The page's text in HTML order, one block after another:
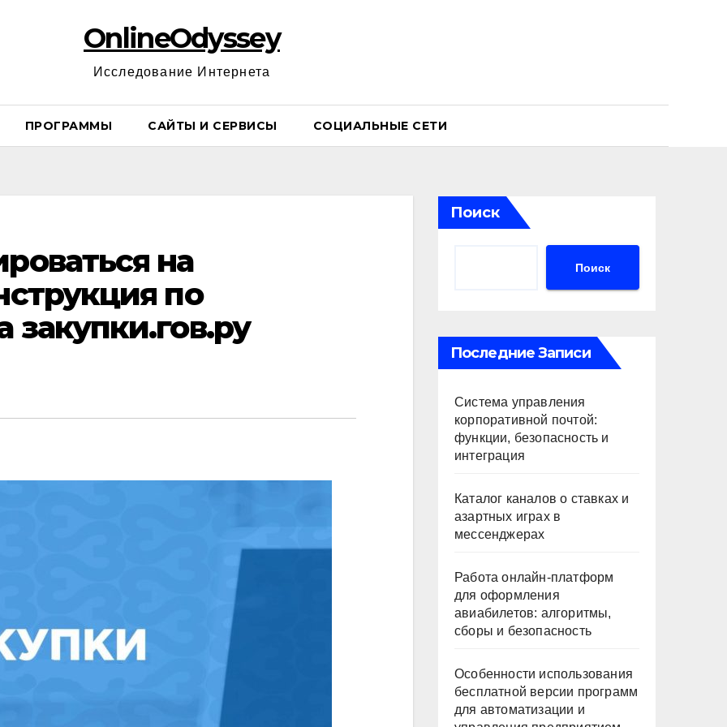
OnlineOdyssey
Исследование Интернета
ПРОГРАММЫ САЙТЫ И СЕРВИСЫ СОЦИАЛЬНЫЕ СЕТИ
на
по
закупки.гов.ру
Поиск
Поиск
Последние Записи
Система управления
корпоративной почтой:
функции, безопасность и
интеграция
Каталог каналов о ставках и
азартных играх в
мессенджерах
Работа онлайн‑платформ
для оформления
авиабилетов: алгоритмы,
сборы и безопасность
Особенности использования
бесплатной версии программ
для автоматизации и